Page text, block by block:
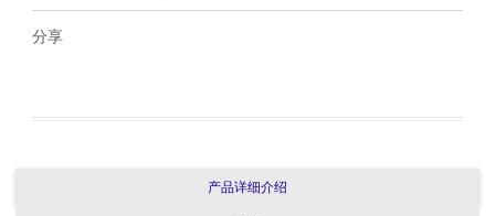
分享
产品详细介绍